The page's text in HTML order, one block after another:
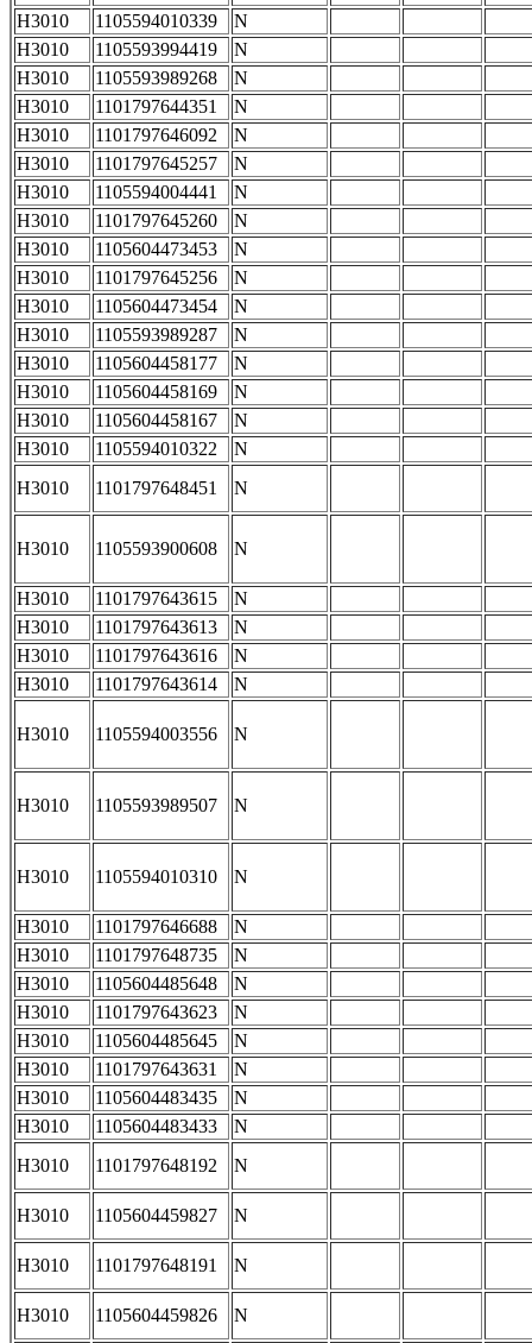
H3010
1105594010339
N
H3010
1105593994419
N
H3010
1105593989268
N
H3010
1101797644351
N
H3010
1101797646092
N
H3010
1101797645257
N
H3010
1105594004441
N
H3010
1101797645260
N
H3010
1105604473453
N
H3010
1101797645256
N
H3010
1105604473454
N
H3010
1105593989287
N
H3010
1105604458177
N
H3010
1105604458169
N
H3010
1105604458167
N
H3010
1105594010322
N
H3010
1101797648451 N
H3010 1105593900608 N
H3010 1101797643615
N
H3010
1101797643613
N
H3010
1101797643616
N
H3010
1101797643614 N
H3010 1105594003556 N
H3010 1105593989507 N
H3010 1105594010310 N
H3010 1101797646688
N
H3010
1101797648735
N
H3010
1105604485648
N
H3010
1101797643623
N
H3010
1105604485645
N
H3010
1101797643631
N
H3010
1105604483435
N
H3010
1105604483433
N
H3010
1101797648192 N
H3010 1105604459827 N
H3010 1101797648191 N
H3010 1105604459826
N